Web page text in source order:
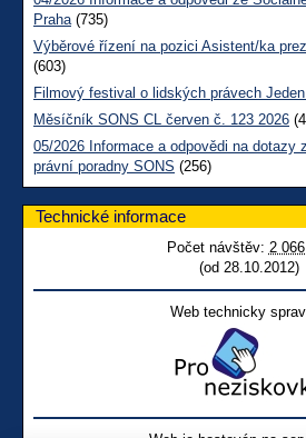
Praha(735)
Výběrové řízení na pozici Asistent/ka
(603)
Filmový festival o lidských právech
Měsíčník SONS CL červen č. 123 2026
05/2026 Informace a odpovědi na dotazy
právní poradny SONS (256)
Technické informace
Počet návštěv: 2
(od 28.10.2012)
Web technicky